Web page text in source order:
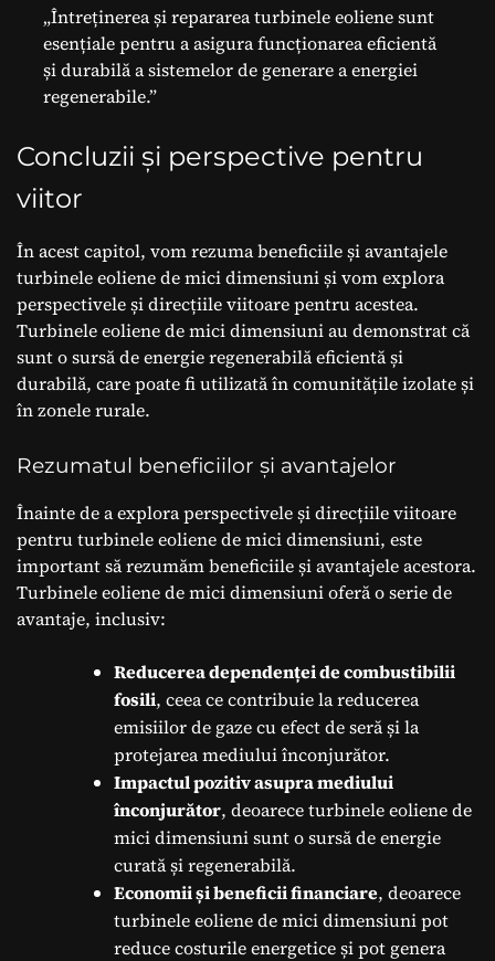
„Întreținerea și repararea turbinele eoliene sunt
esențiale pentru a asigura funcționarea eficientă
și durabilă a sistemelor de generare a energiei
regenerabile.”
Concluzii și perspective pentru
viitor
În acest capitol, vom rezuma beneficiile și avantajele
turbinele eoliene de mici dimensiuni și vom explora
perspectivele și direcțiile viitoare pentru acestea.
Turbinele eoliene de mici dimensiuni au demonstrat că
sunt o sursă de energie regenerabilă eficientă și
durabilă, care poate fi utilizată în comunitățile izolate și
în zonele rurale.
Rezumatul beneficiilor și avantajelor
Înainte de a explora perspectivele și direcțiile viitoare
pentru turbinele eoliene de mici dimensiuni, este
important să rezumăm beneficiile și avantajele acestora.
Turbinele eoliene de mici dimensiuni oferă o serie de
avantaje, inclusiv:
Reducerea dependenței de combustibilii
fosili, ceea ce contribuie la reducerea
emisiilor de gaze cu efect de seră și la
protejarea mediului înconjurător.
Impactul pozitiv asupra mediului
înconjurător, deoarece turbinele eoliene de
mici dimensiuni sunt o sursă de energie
curată și regenerabilă.
Economii și beneficii financiare, deoarece
turbinele eoliene de mici dimensiuni pot
reduce costurile energetice și pot genera